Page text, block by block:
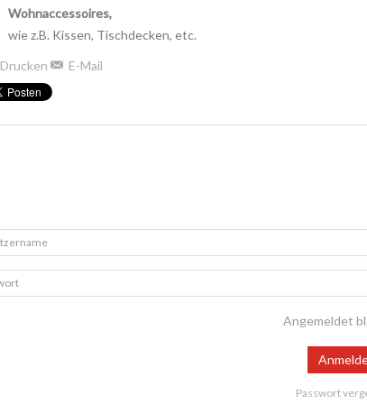
Wohnaccessoires,
wie z.B. Kissen, Tischdecken, etc.
Drucken
E-Mail
Angemeldet
Passwort